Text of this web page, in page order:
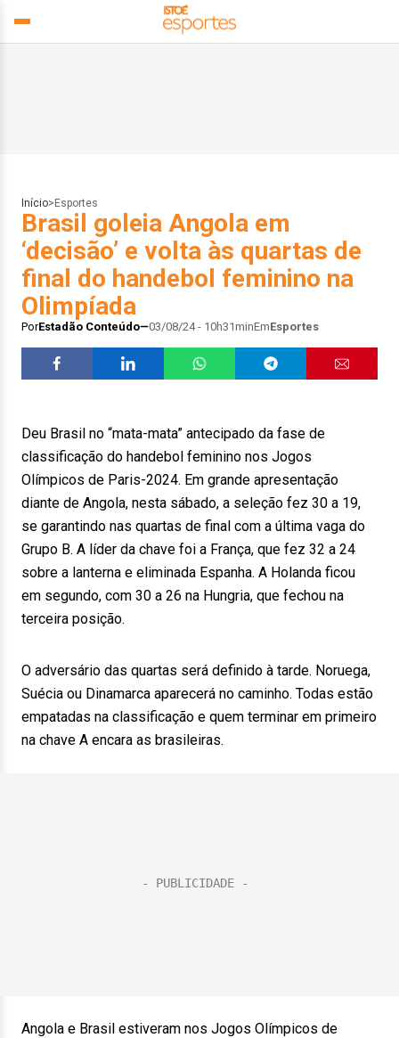
Início> Esportes
Brasil goleia Angola em
‘decisão’ e volta às quartas de
final do handebol feminino na
Olimpíada
PorEstadão Conteúdo 03/08/24 - 10h31minEmEsportes
Deu Brasil no “mata-mata” antecipado da fase de
classificação do handebol feminino nos Jogos
Olímpicos de Paris-2024. Em grande apresentação
diante de Angola, nesta sábado, a seleção fez 30 a 19,
se garantindo nas quartas de final com a última vaga do
Grupo B. A líder da chave foi a França, que fez 32 a 24
sobre a lanterna e eliminada Espanha. A Holanda ficou
em segundo, com 30 a 26 na Hungria, que fechou na
terceira posição.
O adversário das quartas será definido à tarde. Noruega,
Suécia ou Dinamarca aparecerá no caminho. Todas estão
empatadas na classificação e quem terminar em primeiro
na chave A encara as brasileiras.
Angola e Brasil estiveram nos Jogos Olímpicos de